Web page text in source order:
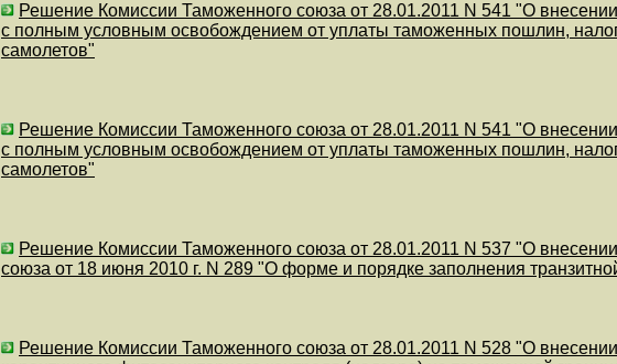
Решение Комиссии Таможенного союза от 28.01.2011 N 541 "О
с полным условным освобождением от уплаты таможенных пошлин,
самолетов"
Решение Комиссии Таможенного союза от 28.01.2011 N 541 "О
с полным условным освобождением от уплаты таможенных пошлин,
самолетов"
Решение Комиссии Таможенного союза от 28.01.2011 N 537 "О
союза от 18 июня 2010 г. N 289 "О форме и порядке заполнения
Решение Комиссии Таможенного союза от 28.01.2011 N 528 "О